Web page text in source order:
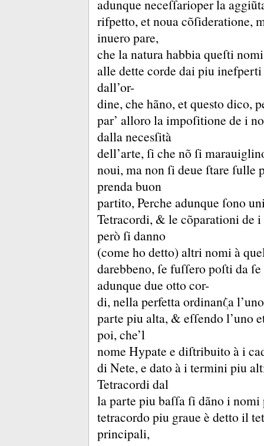
adunque neceſſarioper la
rifpetto, et noua cõſideratione,
inuero pare,
che la natura habbia queſti
alle dette corde dai piu
dall’or-
dine, che hãno, et questo dico,
par’ alloro la impoſitione de i
dalla necesſità
dell’arte, ſi che nõ ſi
noui, ma non ſi deue ſtare ſulle
prenda buon
partito, Perche adunque ſono
Tetracordi, & le cõparationi de
però ſi danno
(come ho detto) altri nomi à
darebbeno, ſe fuſſero poſti da
adunque due otto cor-
di, nella perfetta ordinanζa
parte piu alta, & eſſendo l’uno
poi, che’l
nome Hypate e diſtribuito à i
di Nete, e dato à i termini piu
Tetracordi dal
la parte piu baſſa ſi dãno i
tetracordo piu graue è detto il
principali,